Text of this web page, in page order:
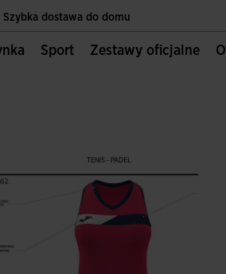
Szybka dostawa do domu
strona internetowa JOMA SPORT
Szybka dostawa do domu
Sport Zestawy oficjalne